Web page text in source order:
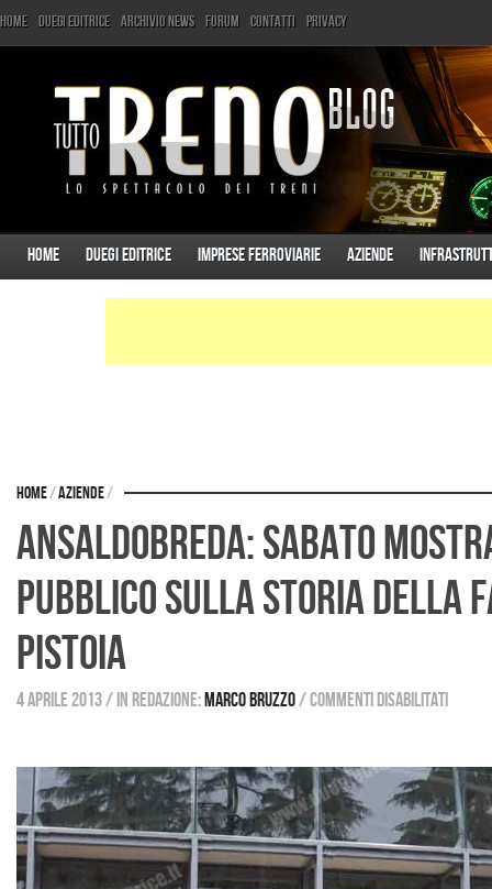
Home Duegi Editrice Archivio News Forum Contatti Privacy
Home Duegi Editrice Imprese ferroviarie Aziende
Home/Aziende/
AnsaldoBreda: sabato
pubblico sulla storia della
Pistoia
4 aprile 2013/ in redazione: Marco Bruzzo/Commenti disabilitati